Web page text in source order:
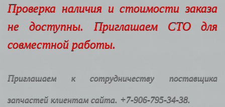
Проверка наличия и стоимости заказа
не доступны. Приглашаем СТО для
совместной работы.
Приглашаем к сотрудничеству поставщика
запчастей клиентам сайта. +7-906-795-34-38.